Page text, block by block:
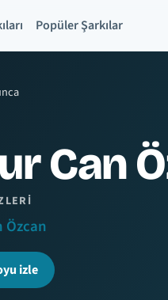
Popüler Şarkılar
Can
Özcan
izle